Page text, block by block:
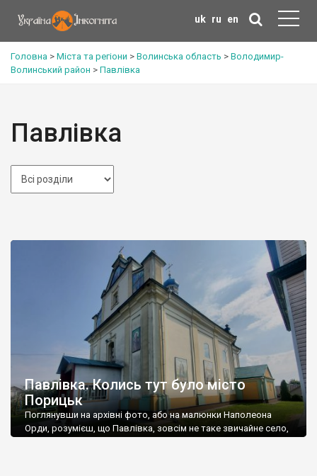
uk ru en
Головна > Міста та регіони > Волинська область > Володимир-
Волинський район > Павлівка
Павлівка
Павлівка. Колись тут було місто
Порицьк
Поглянувши на архівні фото, або на малюнки Наполеона
Орди, розумієш, що Павлівка, зовсім не таке звичайне село,